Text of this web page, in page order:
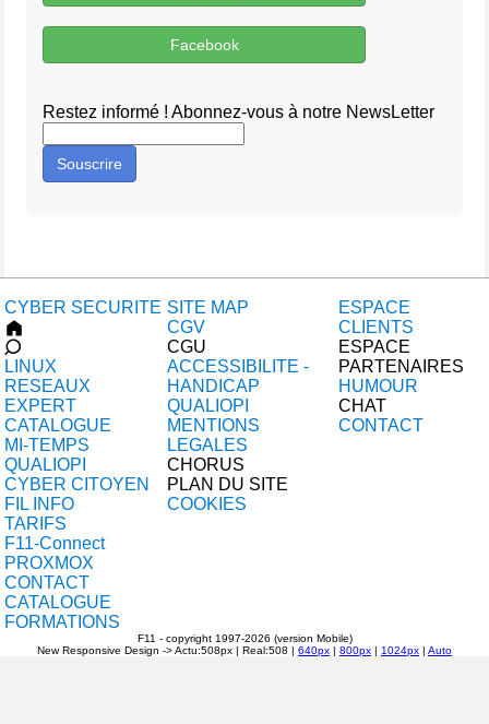
Facebook
Restez informé ! Abonnez-vous à notre NewsLetter
Souscrire
CYBER SECURITE
LINUX
RESEAUX
EXPERT
CATALOGUE
MI-TEMPS
QUALIOPI
CYBER CITOYEN
FIL INFO
TARIFS
F11-Connect
PROXMOX
CONTACT
CATALOGUE
FORMATIONS
SITE MAP
CGV
CGU
ACCESSIBILITE -
HANDICAP
QUALIOPI
MENTIONS
LEGALES
CHORUS
PLAN DU SITE
COOKIES
ESPACE
CLIENTS
ESPACE
PARTENAIRES
HUMOUR
CHAT
CONTACT
F11 - copyright 1997-2026 (version Mobile)
New Responsive Design -> Actu:508px | Real:508 | 640px | 800px | 1024px | Auto